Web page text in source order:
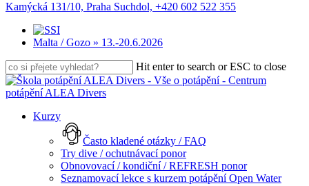
Kamýcká 131/10, Praha Suchdol, +420 602 522 355
Malta / Gozo » 13.-20.6.2026
Hit enter to search or ESC to close
Close
Search
search
Menu Kurzy
Často kladené otázky / FAQ
Try dive / ochutnávací ponor
Obnovovací / kondiční / REFRESH ponor
Seznamovací lekce s kurzem potápění Open Water